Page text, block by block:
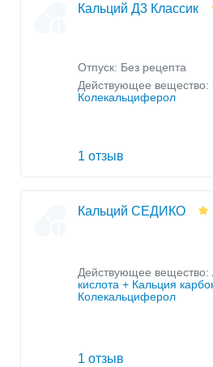
Кальций Д3 Классик
Отпуск: Без рецепта
Действующее вещество:
Колекальциферол
1 отзыв
Кальций СЕДИКО
Действующее вещество:
кислота + Кальция
Колекальциферол
1 отзыв